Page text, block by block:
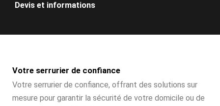
Devis et informations
Votre serrurier de confiance
Votre serrurier de confiance, offrant des solutions sur
mesure pour garantir la sécurité de votre domicile ou de